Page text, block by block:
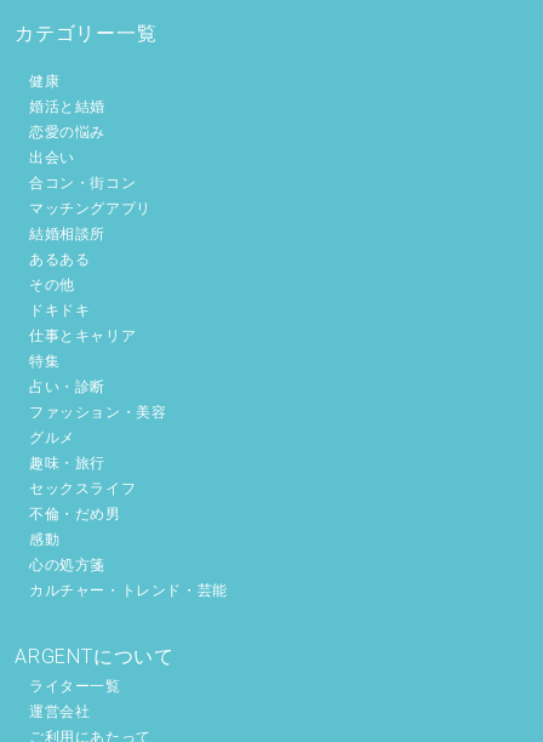
カテゴリー一覧
健康
婚活と結婚
恋愛の悩み
出会い
合コン・街コン
マッチングアプリ
結婚相談所
あるある
その他
ドキドキ
仕事とキャリア
特集
占い・診断
ファッション・美容
グルメ
趣味・旅行
セックスライフ
不倫・だめ男
感動
心の処方箋
カルチャー・トレンド・芸能
ARGENTについて
ライター一覧
運営会社
ご利用にあたって